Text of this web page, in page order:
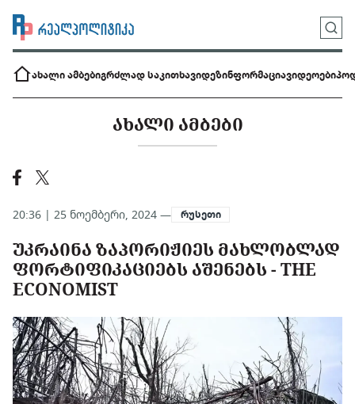
ახალი ამბებიგრძლად საკითხავიდეზინფორმაციავიდეოები
ᲐᲮᲐᲚᲘ ᲐᲛᲑᲔᲑᲘ
20:36 | 25 ნოემბერი, 2024 — რუსეთი
ᲣᲙᲠᲐᲘᲜᲐ ᲖᲐᲞᲝᲠᲘᲟᲘᲔᲡ ᲛᲐᲮᲚᲝᲑᲚᲐᲓ
ᲤᲝᲠᲢᲘᲤᲘᲙᲐᲪᲘᲔᲑᲡ ᲐᲨᲔᲜᲔᲑᲡ - THE
ECONOMIST